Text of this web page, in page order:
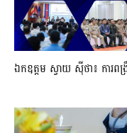
ឯកឧត្តម ស្វាយ ស៊ីថា៖ ការព